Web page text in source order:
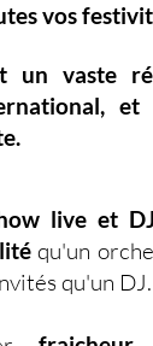
vos
un vaste
live et
qu'un
qu'un DJ.